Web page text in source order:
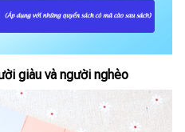
giàu và người nghèo